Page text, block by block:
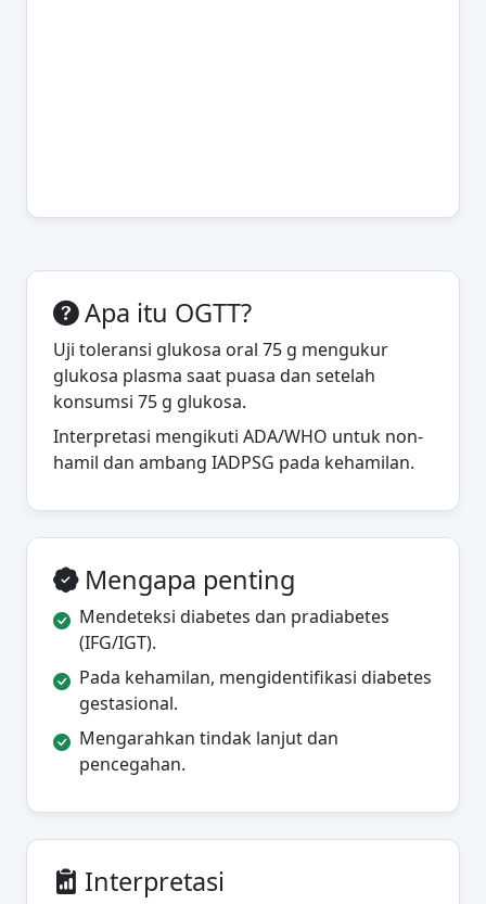
Apa itu OGTT?
Uji toleransi glukosa oral 75 g mengukur
glukosa plasma saat puasa dan setelah
konsumsi 75 g glukosa.
Interpretasi mengikuti ADA/WHO untuk non-
hamil dan ambang IADPSG pada kehamilan.
Mengapa penting
Mendeteksi diabetes dan pradiabetes
(IFG/IGT).
Pada kehamilan, mengidentifikasi diabetes
gestasional.
Mengarahkan tindak lanjut dan
pencegahan.
Interpretasi